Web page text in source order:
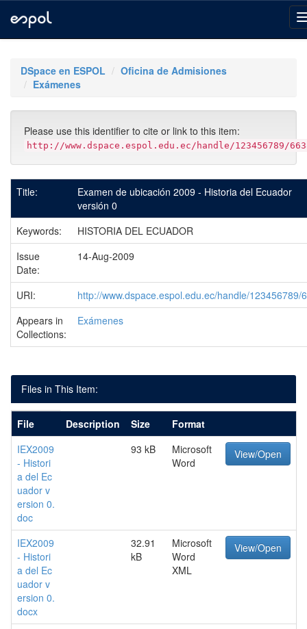
navigationDSpace en ESPOL
Oficina de Admisiones
Exámenes
Please use this identifier to cite or link to this item:
http://www.dspace.espol.edu.ec/handle/123456789/
Title:
Examen de ubicación 2009 - Historia del Ecuador
versión 0
Keywords:
HISTORIA DEL ECUADOR
Issue
Date:
14-Aug-2009
URI:
http://www.dspace.espol.edu.ec/handle/123456789/
Appears in
Collections:
Exámenes
Files in This Item:
File Description Size
Format
IEX2009
- Histori
a del Ec
uador v
ersion 0.
doc
93 kB
Microsoft
Word
View/Open
IEX2009
- Histori
a del Ec
uador v
ersion 0.
docx
32.91
kB
Microsoft
Word
XML
View/Open